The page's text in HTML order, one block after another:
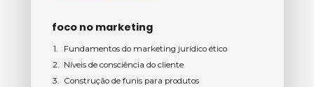
foco no marketing
Fundamentos do marketing jurídico ético
Níveis de consciência do cliente
Construção de funis para produtos